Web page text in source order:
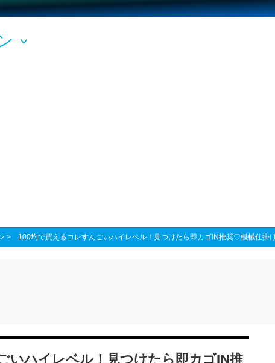
> 100均で買えるコレすんごいハイレベル！見つけたら即カゴIN推奨♡機械仕掛
いハイレベル！見つけたら即カゴIN推